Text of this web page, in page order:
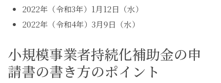
2022年（令和3年）1月12日（水）
2022年（令和4年）3月9日（水）
小規模事業者持続化補助金の申
請書の書き方のポイント